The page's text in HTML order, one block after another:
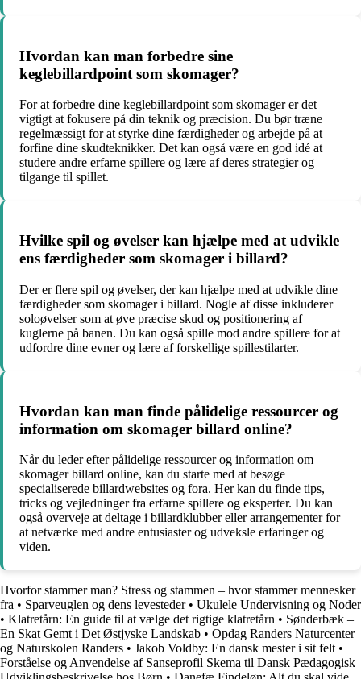
Hvordan kan man forbedre sine
keglebillardpoint som skomager?
For at forbedre dine keglebillardpoint som skomager er det
vigtigt at fokusere på din teknik og præcision. Du bør træne
regelmæssigt for at styrke dine færdigheder og arbejde på at
forfine dine skudteknikker. Det kan også være en god idé at
studere andre erfarne spillere og lære af deres strategier og
tilgange til spillet.
Hvilke spil og øvelser kan hjælpe med at udvikle
ens færdigheder som skomager i billard?
Der er flere spil og øvelser, der kan hjælpe med at udvikle dine
færdigheder som skomager i billard. Nogle af disse inkluderer
soloøvelser som at øve præcise skud og positionering af
kuglerne på banen. Du kan også spille mod andre spillere for at
udfordre dine evner og lære af forskellige spillestilarter.
Hvordan kan man finde pålidelige ressourcer og
information om skomager billard online?
Når du leder efter pålidelige ressourcer og information om
skomager billard online, kan du starte med at besøge
specialiserede billardwebsites og fora. Her kan du finde tips,
tricks og vejledninger fra erfarne spillere og eksperter. Du kan
også overveje at deltage i billardklubber eller arrangementer for
at netværke med andre entusiaster og udveksle erfaringer og
viden.
Hvorfor stammer man? Stress og stammen – hvor stammer mennesker
fra • Sparveuglen og dens levesteder• Ukulele Undervisning og Noder
• Klatretårn: En guide til at vælge det rigtige klatretårn • Sønderbæk –
En Skat Gemt i Det Østjyske Landskab • Opdag Randers Naturcenter
og Naturskolen Randers • Jakob Voldby: En dansk mester i sit felt •
Forståelse og Anvendelse af Sanseprofil Skema til Dansk Pædagogisk